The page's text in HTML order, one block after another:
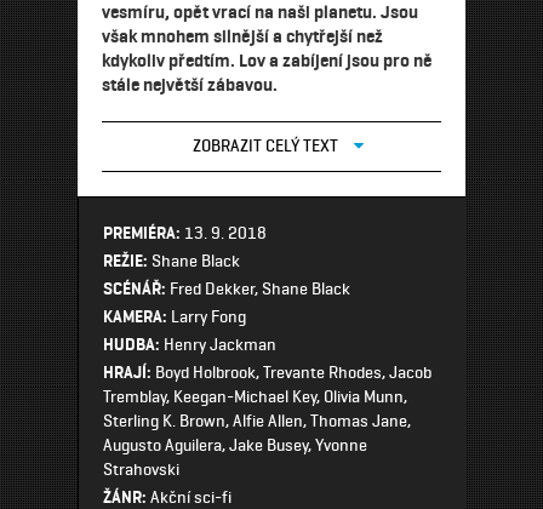
vesmíru, opět vrací na naši planetu. Jsou
však mnohem silnější a chytřejší než
kdykoliv předtím. Lov a zabíjení jsou pro ně
stále největší zábavou.
ZOBRAZIT CELÝ TEXT
PREMIÉRA: 13. 9. 2018
REŽIE: Shane Black
SCÉNÁŘ: Fred Dekker, Shane Black
KAMERA: Larry Fong
HUDBA: Henry Jackman
HRAJÍ: Boyd Holbrook, Trevante Rhodes, Jacob
Tremblay, Keegan-Michael Key, Olivia Munn,
Sterling K. Brown, Alfie Allen, Thomas Jane,
Augusto Aguilera, Jake Busey, Yvonne
Strahovski
ŽÁNR: Akční sci-fi